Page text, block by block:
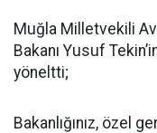
Muğla Milletvekili
Bakanı Yusuf
yöneltti;
Bakanlığınız, özel